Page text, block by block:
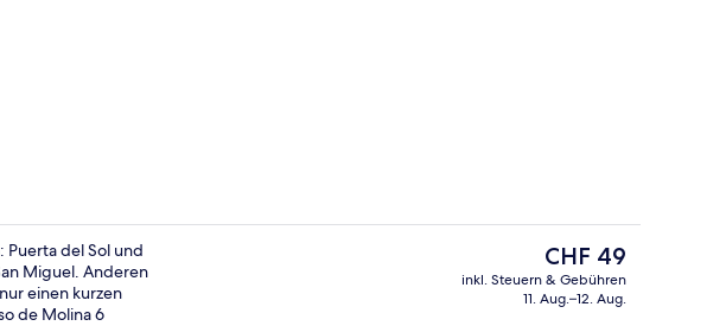
Terrasse/Patio
del Sol und
Miguel. Anderen
einen kurzen
de Molina 6
Der
aktuelle
Preis
CHF 49
inkl. Steuern & Gebühren
11. Aug.–12. Aug.